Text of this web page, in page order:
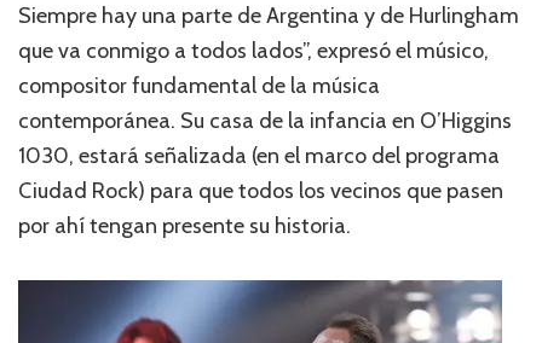
Siempre hay una parte de Argentina y de Hurlingham
que va conmigo a todos lados”, expresó el músico,
compositor fundamental de la música
contemporánea. Su casa de la infancia en O’Higgins
1030, estará señalizada (en el marco del programa
Ciudad Rock) para que todos los vecinos que pasen
por ahí tengan presente su historia.